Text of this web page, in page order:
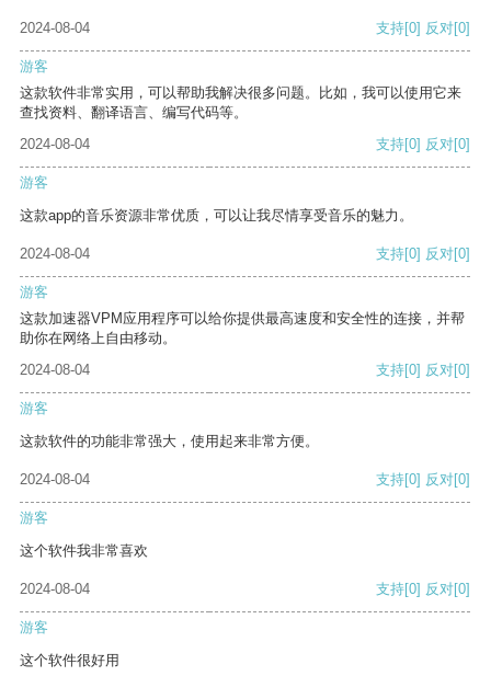
2024-08-04 支持[0] 反对[0]
游客
这款软件非常实用，可以帮助我解决很多问题。比如，我可以使用它来
查找资料、翻译语言、编写代码等。
2024-08-04
支持[0] 反对[0]
游客
这款app的音乐资源非常优质，可以让我尽情享受音乐的魅力。
2024-08-04 支持[0] 反对[0]
游客
这款加速器VPM应用程序可以给你提供最高速度和安全性的连接，并帮
助你在网络上自由移动。
2024-08-04
支持[0] 反对[0]
游客
这款软件的功能非常强大，使用起来非常方便。
2024-08-04 支持[0] 反对[0]
游客
这个软件我非常喜欢
2024-08-04 支持[0] 反对[0]
游客
这个软件很好用